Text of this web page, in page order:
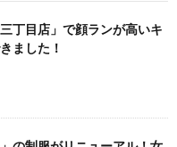
丁目店」で顔ランが高いキ
ました！